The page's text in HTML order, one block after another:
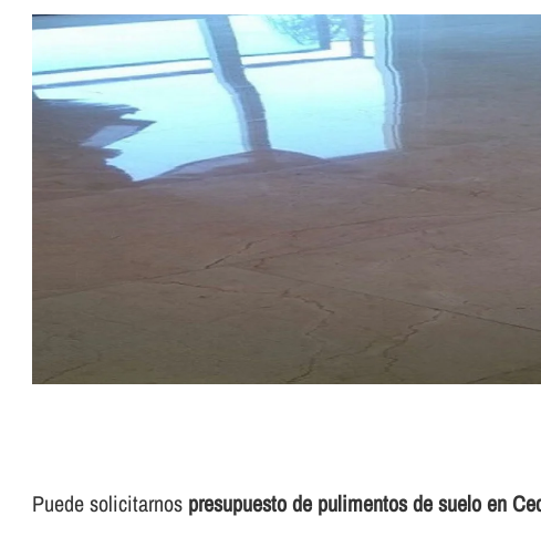
Puede solicitarnos presupuesto de pulimentos de suelo en